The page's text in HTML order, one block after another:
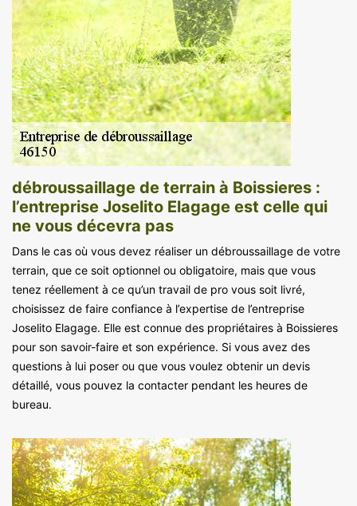
débroussaillage de terrain à Boissieres :
l’entreprise Joselito Elagage est celle qui
ne vous décevra pas
Dans le cas où vous devez réaliser un débroussaillage de votre
terrain, que ce soit optionnel ou obligatoire, mais que vous
tenez réellement à ce qu’un travail de pro vous soit livré,
choisissez de faire confiance à l’expertise de l’entreprise
Joselito Elagage. Elle est connue des propriétaires à Boissieres
pour son savoir-faire et son expérience. Si vous avez des
questions à lui poser ou que vous voulez obtenir un devis
détaillé, vous pouvez la contacter pendant les heures de
bureau.